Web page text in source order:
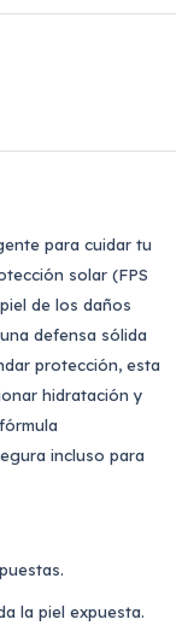
para cuidar tu
solar (FPS
de los daños
defensa sólida
protección, esta
hidratación y
incluso para
la piel expuesta.